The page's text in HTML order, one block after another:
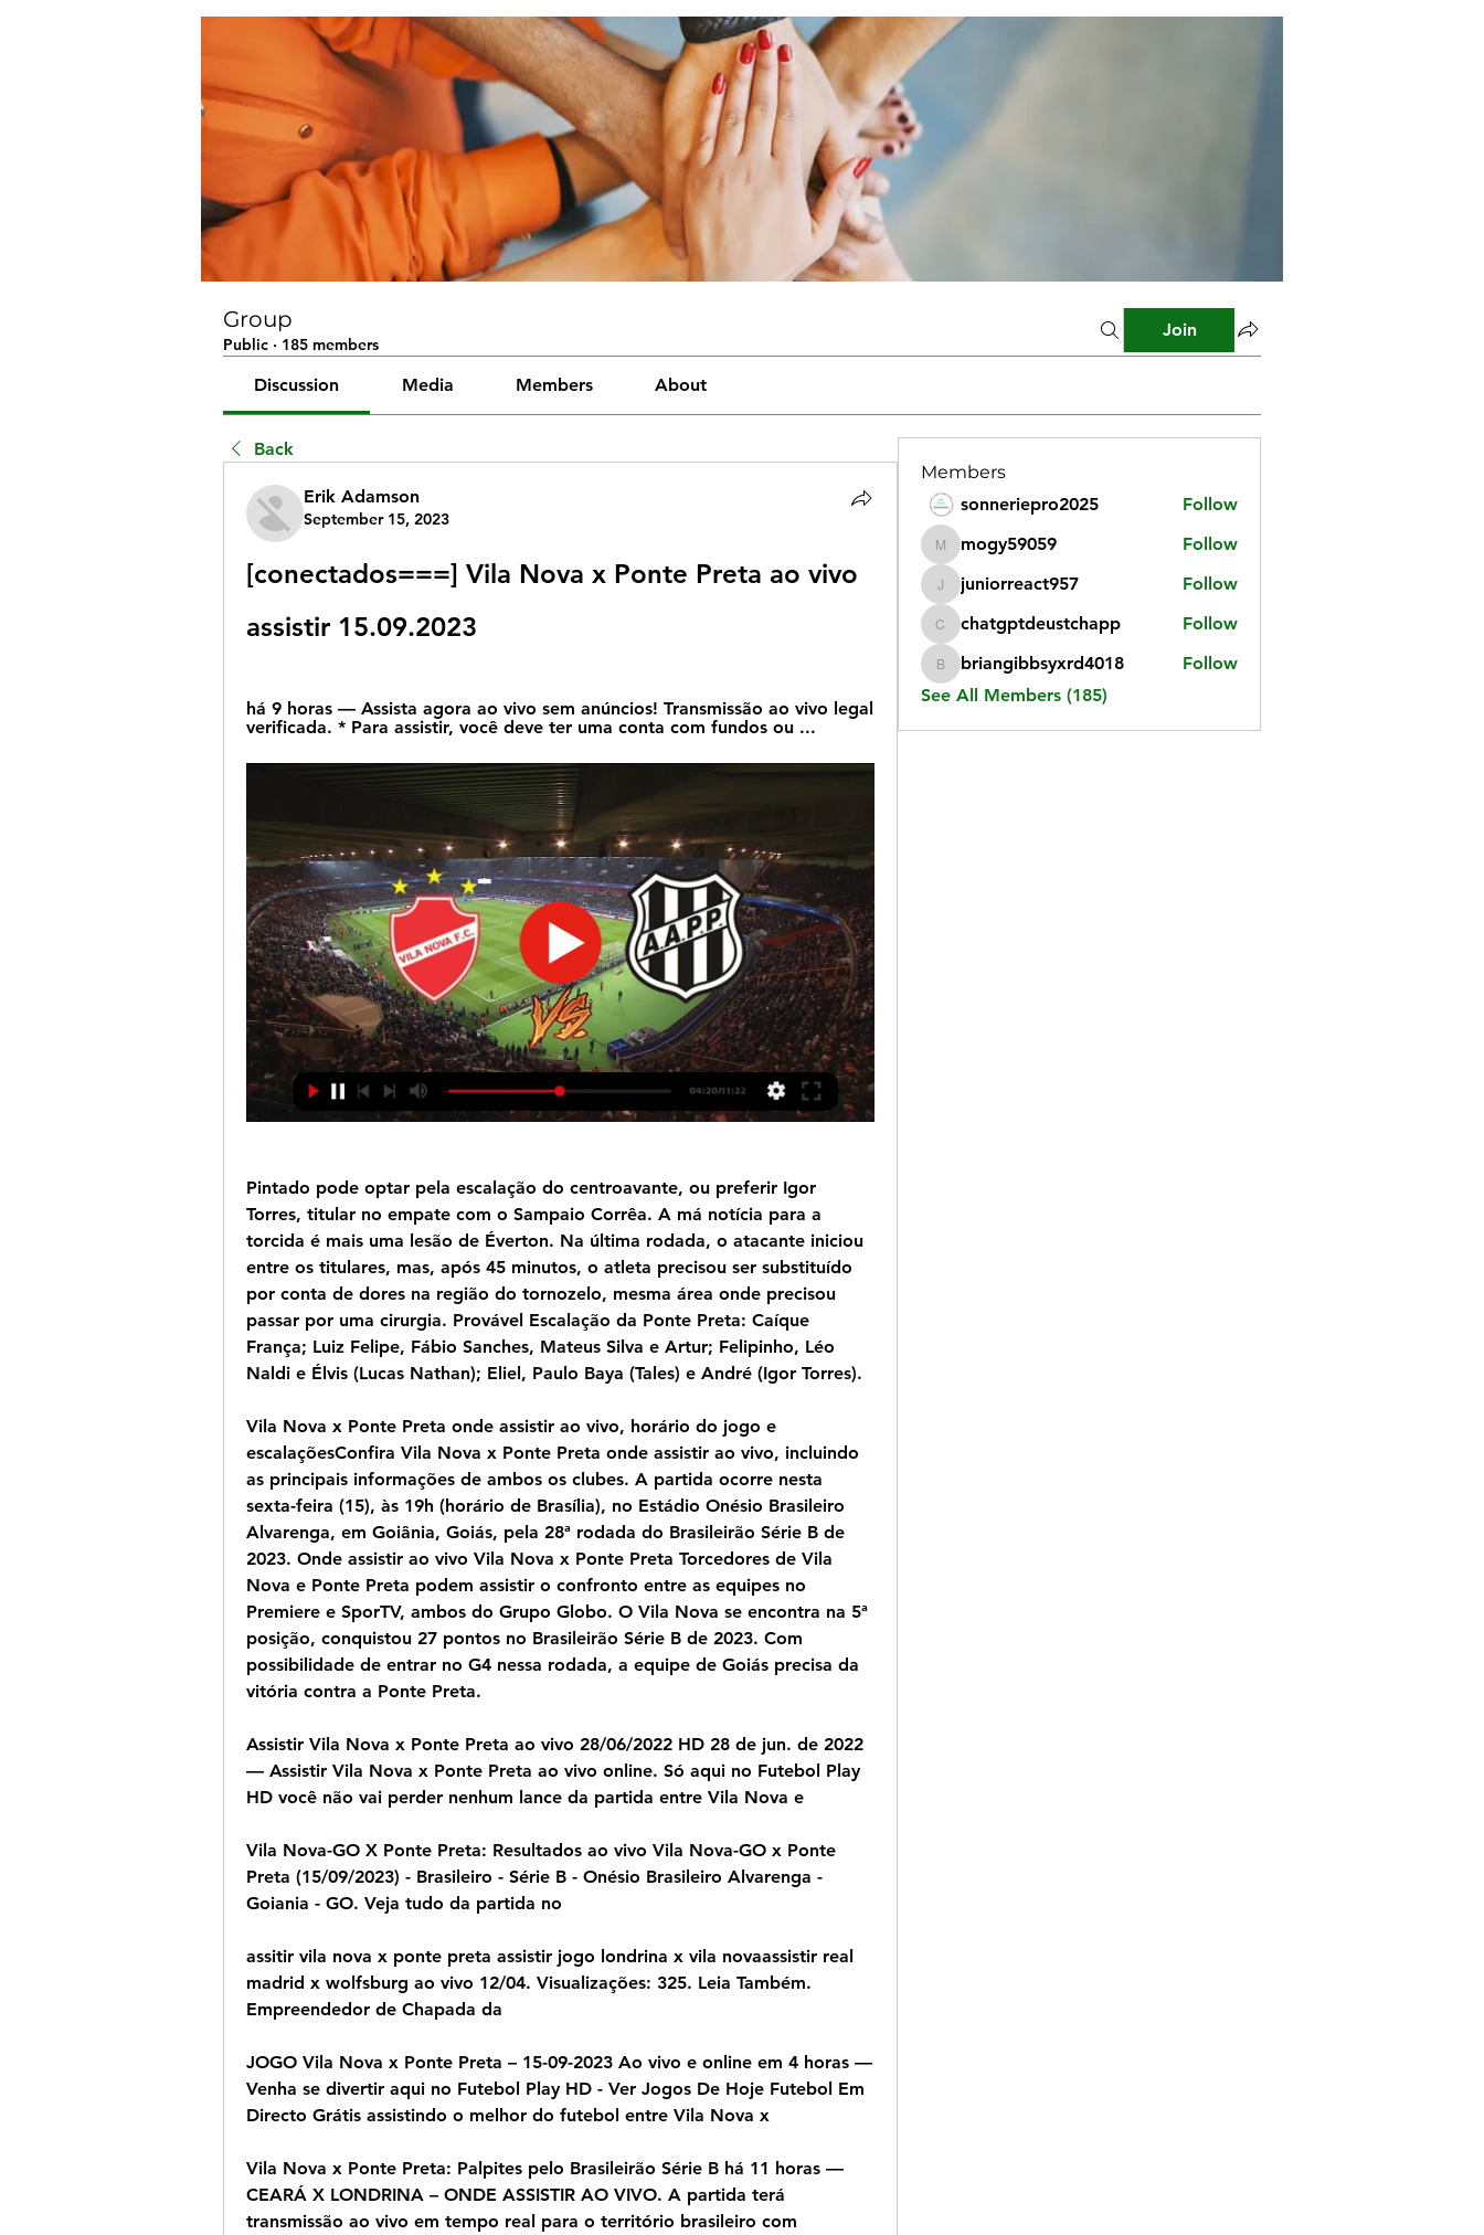
Group
Public · 185 members
Join
Discussion Media Members About
Back
Erik Adamson
September 15, 2023
[conectados===] Vila Nova x Ponte Preta ao vivo
assistir 15.09.2023
há 9 horas — Assista agora ao vivo sem anúncios! Transmissão ao vivo legal
verificada. * Para assistir, você deve ter uma conta com fundos ou ...
Pintado pode optar pela escalação do centroavante, ou preferir Igor
Torres, titular no empate com o Sampaio Corrêa. A má notícia para a
torcida é mais uma lesão de Éverton. Na última rodada, o atacante iniciou
entre os titulares, mas, após 45 minutos, o atleta precisou ser substituído
por conta de dores na região do tornozelo, mesma área onde precisou
passar por uma cirurgia. Provável Escalação da Ponte Preta: Caíque
França; Luiz Felipe, Fábio Sanches, Mateus Silva e Artur; Felipinho, Léo
Naldi e Élvis (Lucas Nathan); Eliel, Paulo Baya (Tales) e André (Igor Torres).
Vila Nova x Ponte Preta onde assistir ao vivo, horário do jogo e
escalaçõesConfira Vila Nova x Ponte Preta onde assistir ao vivo, incluindo
as principais informações de ambos os clubes. A partida ocorre nesta
sexta-feira (15), às 19h (horário de Brasília), no Estádio Onésio Brasileiro
Alvarenga, em Goiânia, Goiás, pela 28ª rodada do Brasileirão Série B de
2023. Onde assistir ao vivo Vila Nova x Ponte Preta Torcedores de Vila
Nova e Ponte Preta podem assistir o confronto entre as equipes no
Premiere e SporTV, ambos do Grupo Globo. O Vila Nova se encontra na 5ª
posição, conquistou 27 pontos no Brasileirão Série B de 2023. Com
possibilidade de entrar no G4 nessa rodada, a equipe de Goiás precisa da
vitória contra a Ponte Preta.
Assistir Vila Nova x Ponte Preta ao vivo 28/06/2022 HD 28 de jun. de 2022
— Assistir Vila Nova x Ponte Preta ao vivo online. Só aqui no Futebol Play
HD você não vai perder nenhum lance da partida entre Vila Nova e
Vila Nova-GO X Ponte Preta: Resultados ao vivo Vila Nova-GO x Ponte
Preta (15/09/2023) - Brasileiro - Série B - Onésio Brasileiro Alvarenga -
Goiania - GO. Veja tudo da partida no
assitir vila nova x ponte preta assistir jogo londrina x vila novaassistir real
madrid x wolfsburg ao vivo 12/04. Visualizações: 325. Leia Também.
Empreendedor de Chapada da
JOGO Vila Nova x Ponte Preta – 15-09-2023 Ao vivo e online em 4 horas —
Venha se divertir aqui no Futebol Play HD - Ver Jogos De Hoje Futebol Em
Directo Grátis assistindo o melhor do futebol entre Vila Nova x
Vila Nova x Ponte Preta: Palpites pelo Brasileirão Série B há 11 horas —
CEARÁ X LONDRINA – ONDE ASSISTIR AO VIVO. A partida terá
transmissão ao vivo em tempo real para o território brasileiro com
Members
sonneriepro2025
Follow
mogy59059
mogy59059 Follow
juniorreact957
juniorreact957 Follow
chatgptdeustchapp
chatgptdeustchapp Follow
briangibbsyxrd4018
briangibbsyxrd4018
Follow
See All Members (185)